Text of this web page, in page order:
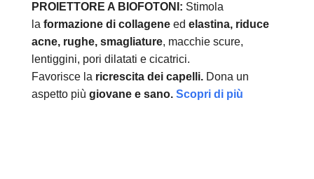
PROIETTORE A BIOFOTONI: Stimola
la formazione di collagene ed elastina, riduce
acne, rughe, smagliature, macchie scure,
lentiggini, pori dilatati e cicatrici.
Favorisce la ricrescita dei capelli. Dona un
aspetto più giovane e sano. Scopri di più